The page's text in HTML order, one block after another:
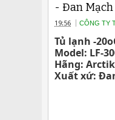
- Đan Mạch
19:56 CÔNG TY
Tủ lạnh -
Model: LF-
Hãng:
Xuất xứ: